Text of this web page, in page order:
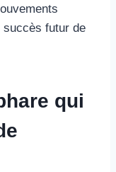
succès futur de
qui